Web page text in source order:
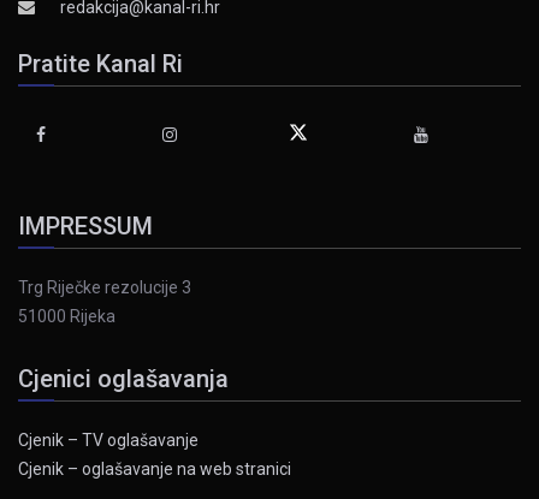
redakcija@kanal-ri.hr
Pratite Kanal Ri
IMPRESSUM
Trg Riječke rezolucije 3
51000 Rijeka
Cjenici oglašavanja
Cjenik – TV oglašavanje
Cjenik – oglašavanje na web stranici